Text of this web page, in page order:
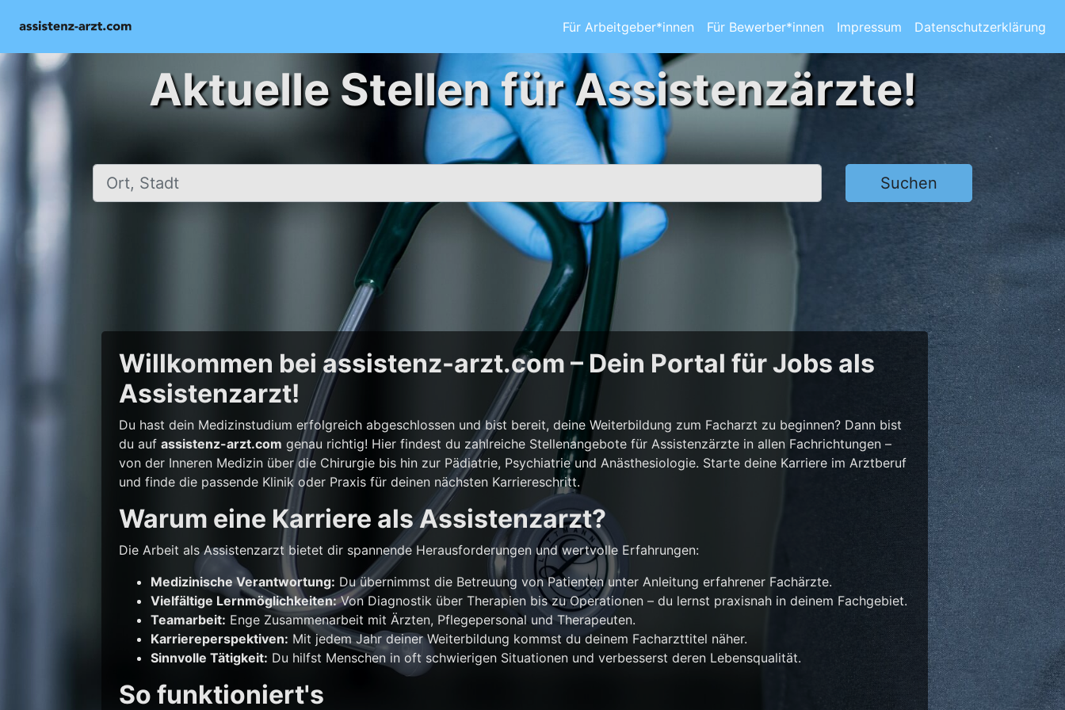
Für Arbeitgeber*innen Für Bewerber*innen Impressum Datenschutzerklärung
Aktuelle Stellen für Assistenzärzte!
Ort, Stadt Suchen
Willkommen bei assistenz-arzt.com – Dein Portal für Jobs als
Assistenzarzt!
Du hast dein Medizinstudium erfolgreich abgeschlossen und bist bereit, deine Weiterbildung zum Facharzt zu beginnen? Dann bist
du aufassistenz-arzt.com genau richtig! Hier findest du zahlreiche Stellenangebote für Assistenzärzte in allen Fachrichtungen –
von der Inneren Medizin über die Chirurgie bis hin zur Pädiatrie, Psychiatrie und Anästhesiologie. Starte deine Karriere im Arztberuf
und finde die passende Klinik oder Praxis für deinen nächsten Karriereschritt.
Warum eine Karriere als Assistenzarzt?
Die Arbeit als Assistenzarzt bietet dir spannende Herausforderungen und wertvolle Erfahrungen:
Medizinische Verantwortung: Du übernimmst die Betreuung von Patienten unter Anleitung erfahrener Fachärzte.
Vielfältige Lernmöglichkeiten:Von Diagnostik über Therapien bis zu Operationen – du lernst praxisnah in deinem Fachgebiet.
Teamarbeit: Enge Zusammenarbeit mit Ärzten, Pflegepersonal und Therapeuten.
Karriereperspektiven: Mit jedem Jahr deiner Weiterbildung kommst du deinem Facharzttitel näher.
Sinnvolle Tätigkeit: Du hilfst Menschen in oft schwierigen Situationen und verbesserst deren Lebensqualität.
So funktioniert's